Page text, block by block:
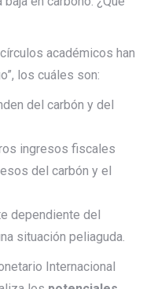
académicos han
los cuáles son:
del carbón y del
ingresos fiscales
del carbón y el
dependiente del
situación peliaguda.
Internacional